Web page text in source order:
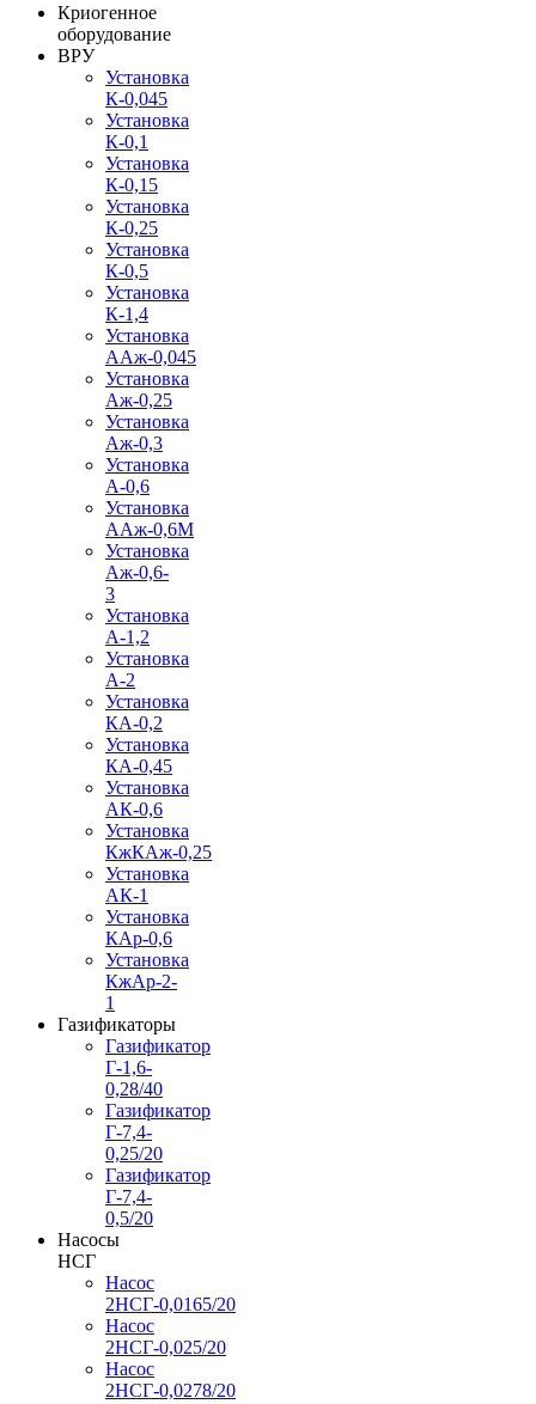
Криогенное
оборудование
ВРУ
Установка
К-0,045
Установка
К-0,1
Установка
К-0,15
Установка
К-0,25
Установка
К-0,5
Установка
К-1,4
Установка
ААж-0,045
Установка
Аж-0,25
Установка
Аж-0,3
Установка
А-0,6
Установка
ААж-0,6М
Установка
Аж-0,6-
3
Установка
А-1,2
Установка
А-2
Установка
КА-0,2
Установка
КА-0,45
Установка
АК-0,6
Установка
КжКАж-0,25
Установка
АК-1
Установка
КАр-0,6
Установка
КжАр-2-
1
Газификаторы
Газификатор
Г-1,6-
0,28/40
Газификатор
Г-7,4-
0,25/20
Газификатор
Г-7,4-
0,5/20
Насосы
НСГ
Насос
2НСГ-0,0165/20
Насос
2НСГ-0,025/20
Насос
2НСГ-0,0278/20